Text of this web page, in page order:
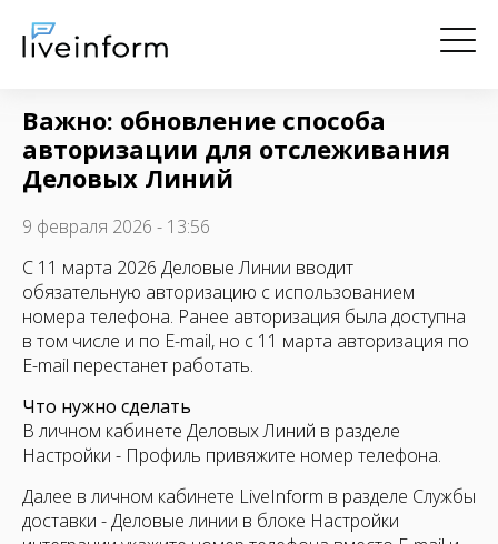
Важно: обновление способа
авторизации для отслеживания
Деловых Линий
9 февраля 2026 - 13:56
С 11 марта 2026 Деловые Линии вводит
обязательную авторизацию с использованием
номера телефона. Ранее авторизация была доступна
в том числе и по E-mail, но с 11 марта авторизация по
E-mail перестанет работать.
Что нужно сделать
В личном кабинете Деловых Линий в разделе
Настройки - Профиль привяжите номер телефона.
Далее в личном кабинете LiveInform в разделе Службы
доставки - Деловые линии в блоке Настройки